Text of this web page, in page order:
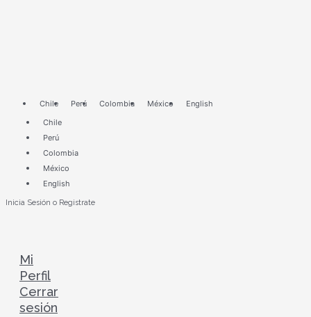
Chile Perú Colombia México
English
Chile
Perú
Colombia
México
English
Inicia Sesión o Registrate
Mi
Perfil
Cerrar
sesión